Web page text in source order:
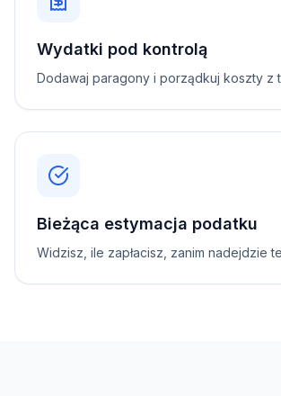
Wydatki pod kontrolą
Dodawaj paragony i porządkuj koszty z
Bieżąca estymacja podatku
Widzisz, ile zapłacisz, zanim nadejdzie